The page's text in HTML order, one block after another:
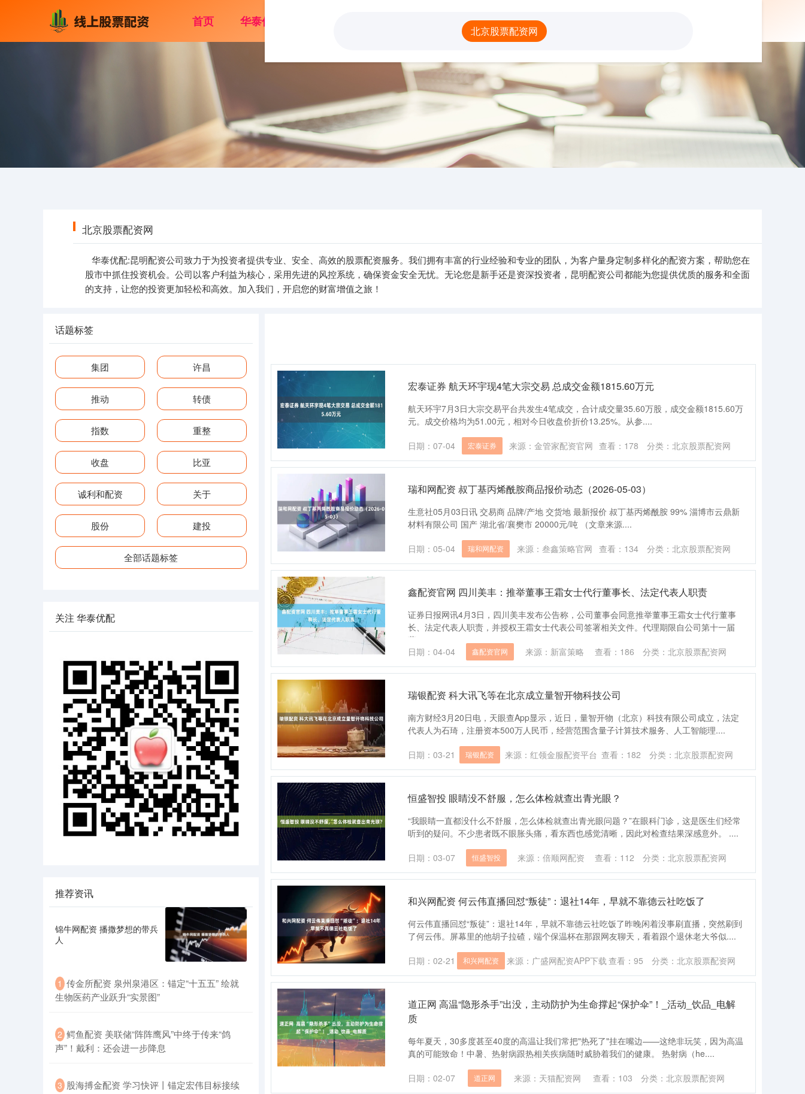
首页 华泰优配 北京股票配资网 炒股配资门户网
北京股票配资网
华泰优配:昆明配资公司致力于为投资者提供专业、安全、高效的股票配资服务。我们拥有丰富的行业经验和专业的团队，为客户量身定制多样化的配资方案，帮助您在
股市中抓住投资机会。公司以客户利益为核心，采用先进的风控系统，确保资金安全无忧。无论您是新手还是资深投资者，昆明配资公司都能为您提供优质的服务和全面
的支持，让您的投资更加轻松和高效。加入我们，开启您的财富增值之旅！
北京股票配资网
宏泰证券 航天环宇现4笔大宗交易 总成交金额1815.60万元
航天环宇7月3日大宗交易平台共发生4笔成交，合计成交量35.60万股，成交金额1815.60万
元。成交价格均为51.00元，相对今日收盘价折价13.25%。从参....
日期：07-04 宏泰证券 来源：金管家配资官网 查看： 178 分类：北京股票配资网
瑞和网配资 叔丁基丙烯酰胺商品报价动态（2026-05-03）
生意社05月03日讯 交易商 品牌/产地 交货地 最新报价 叔丁基丙烯酰胺 99% 淄博市云鼎新
材料有限公司 国产 湖北省/襄樊市 20000元/吨 （文章来源....
日期：05-04 瑞和网配资 来源：叁鑫策略官网 查看： 134 分类： 北京股票配资网
鑫配资官网 四川美丰：推举董事王霜女士代行董事长、法定代表人职责
证券日报网讯4月3日，四川美丰发布公告称，公司董事会同意推举董事王霜女士代行董事
长、法定代表人职责，并授权王霜女士代表公司签署相关文件。代理期限自公司第十一届
董....
日期：04-04
鑫配资官网 来源：新富策略 查看： 186 分类： 北京股票配资网
瑞银配资 科大讯飞等在北京成立量智开物科技公司
南方财经3月20日电，天眼查App显示，近日，量智开物（北京）科技有限公司成立，法定
代表人为石琦，注册资本500万人民币，经营范围含量子计算技术服务、人工智能理....
日期：03-21 瑞银配资 来源：红领金服配资平台 查看： 182 分类： 北京股票配资网
恒盛智投 眼睛没不舒服，怎么体检就查出青光眼？
“我眼睛一直都没什么不舒服，怎么体检就查出青光眼问题？”在眼科门诊，这是医生们经常
听到的疑问。不少患者既不眼胀头痛，看东西也感觉清晰，因此对检查结果深感意外。 ....
日期：03-07 恒盛智投 来源：倍顺网配资 查看： 112 分类：北京股票配资网
和兴网配资 何云伟直播回怼“叛徒”：退社14年，早就不靠德云社吃饭了
何云伟直播回怼“叛徒”：退社14年，早就不靠德云社吃饭了昨晚闲着没事刷直播，突然刷到
了何云伟。屏幕里的他胡子拉碴，端个保温杯在那跟网友聊天，看着跟个退休老大爷似....
日期：02-21 和兴网配资 来源：广盛网配资APP下载 查看： 95 分类： 北京股票配资网
道正网 高温“隐形杀手”出没，主动防护为生命撑起“保护伞”！_活动_饮品_电解
质
每年夏天，30多度甚至40度的高温让我们常把"热死了"挂在嘴边——这绝非玩笑，因为高温
真的可能致命！中暑、热射病跟热相关疾病随时威胁着我们的健康。 热射病（he....
日期：02-07 道正网 来源：天猫配资网 查看： 103 分类：北京股票配资网
话题标签
集团 许昌
推动 转债
指数 重整
收盘 比亚
诚利和配资 关于
股份 建投
全部话题标签
关注 华泰优配
推荐资讯
锦牛网配资 播撒梦想的带兵
人
1 传金所配资 泉州泉港区：锚定“十五五” 绘就
生物医药产业跃升“实景图”
2 鳄鱼配资 美联储“阵阵鹰风”中终于传来“鸽
声”！戴利：还会进一步降息
3 股海搏金配资 学习快评丨锚定宏伟目标接续